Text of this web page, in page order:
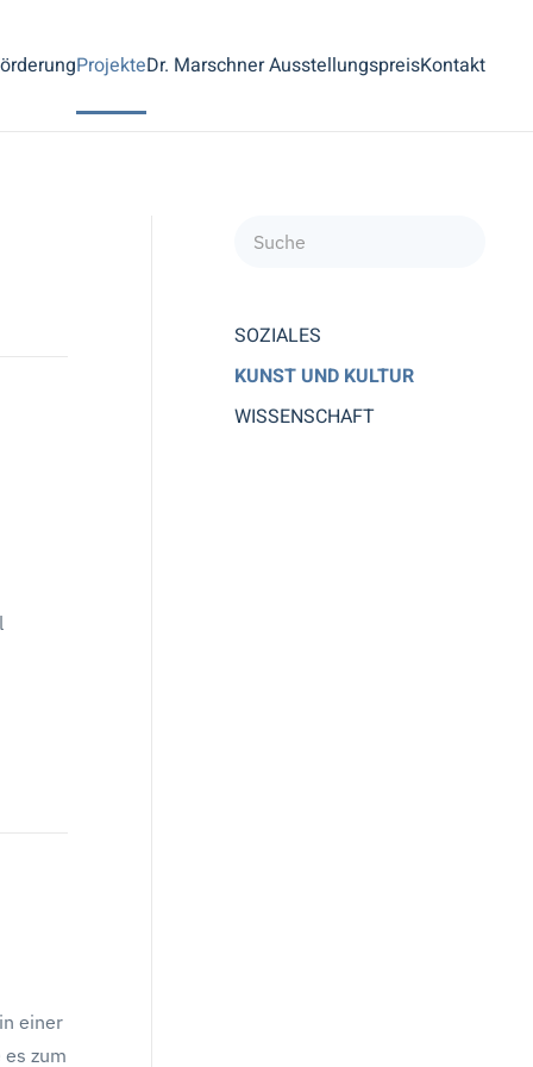
ProjekteDr. Marschner AusstellungspreisKontakt
einer
zum
SOZIALES
KUNST UND KULTUR
WISSENSCHAFT